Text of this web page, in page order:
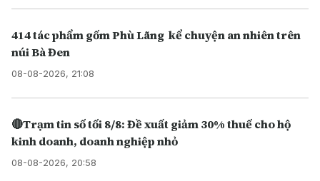
414 tác phẩm gốm Phù Lãng kể chuyện an nhiên trên
núi Bà Đen
08-08-2026, 21:08
🔴Trạm tin số tối 8/8: Đề xuất giảm 30% thuế cho hộ
kinh doanh, doanh nghiệp nhỏ
08-08-2026, 20:58